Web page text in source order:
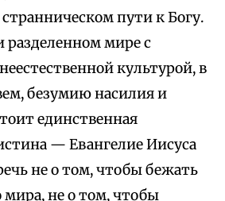
пути к Богу.
мире с
культурой, в
безумию насилия и
единственная
— Евангелие Иисуса
не о том, чтобы бежать
мира, не о том, чтобы